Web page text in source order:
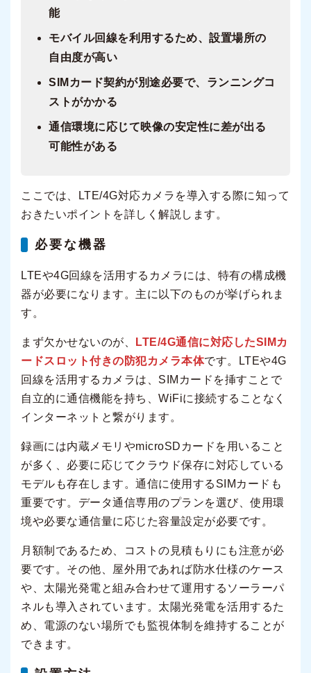
能
モバイル回線を利用するため、設置場所の
自由度が高い
SIMカード契約が別途必要で、ランニングコ
ストがかかる
通信環境に応じて映像の安定性に差が出る
可能性がある
ここでは、LTE/4G対応カメラを導入する際に知って
おきたいポイントを詳しく解説します。
必要な機器
LTEや4G回線を活用するカメラには、特有の構成機
器が必要になります。主に以下のものが挙げられま
す。
まず欠かせないのが、
LTE/4G通信に対応したSIMカ
ードスロット付きの防犯カメラ本体です。LTEや4G
回線を活用するカメラは、SIMカードを挿すことで
自立的に通信機能を持ち、WiFiに接続することなく
インターネットと繋がります。
録画には内蔵メモリやmicroSDカードを用いること
が多く、必要に応じてクラウド保存に対応している
モデルも存在します。通信に使用するSIMカードも
重要です。データ通信専用のプランを選び、使用環
境や必要な通信量に応じた容量設定が必要です。
月額制であるため、コストの見積もりにも注意が必
要です。その他、屋外用であれば防水仕様のケース
や、太陽光発電と組み合わせて運用するソーラーパ
ネルも導入されています。太陽光発電を活用するた
め、電源のない場所でも監視体制を維持することが
できます。